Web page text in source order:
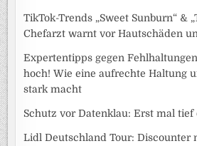
TikTok-Trends „Sweet Sunburn“ &
Chefarzt warnt vor Hautschäden
Expertentipps gegen
hoch! Wie eine aufrechte Haltung
stark macht
Schutz vor Datenklau: Erst mal
Lidl Deutschland Tour: Discounter